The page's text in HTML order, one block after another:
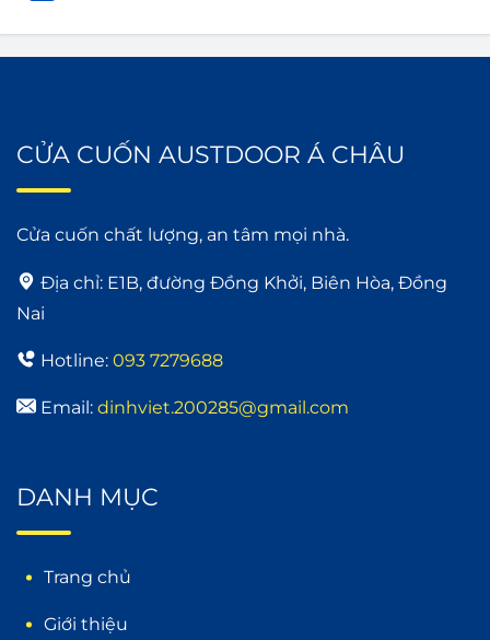
CỬA CUỐN AUSTDOOR Á CHÂU
Cửa cuốn chất lượng, an tâm mọi nhà.
Địa chỉ: E1B, đường Đồng Khởi, Biên Hòa, Đồng
Nai
Hotline: 093 7279688
Email: dinhviet.200285@gmail.com
DANH MỤC
Trang chủ
Giới thiệu